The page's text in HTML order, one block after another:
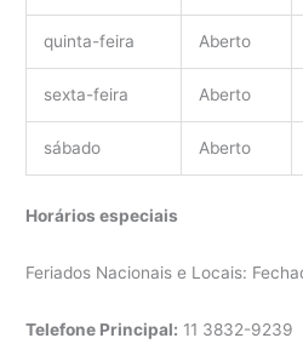
quinta-feira Aberto
sexta-feira Aberto
sábado Aberto
Horários especiais
Feriados Nacionais e Locais:
Telefone Principal: 11 3832-9239